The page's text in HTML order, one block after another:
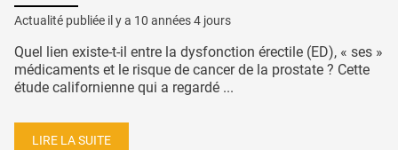
Actualité publiée il y a 10 années 4 jours
Quel lien existe-t-il entre la dysfonction érectile (ED), « ses »
médicaments et le risque de cancer de la prostate ? Cette
étude californienne qui a regardé ...
LIRE LA SUITE